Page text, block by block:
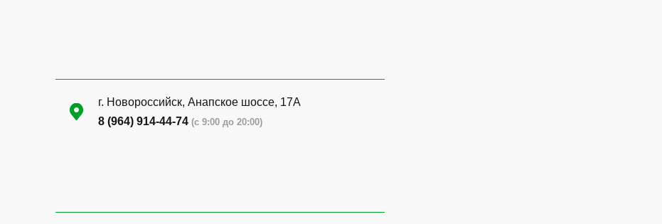
г. Новороссийск, Анапское шоссе, 17А
8 (964) 914-44-74 (с 9:00 до 20:00)